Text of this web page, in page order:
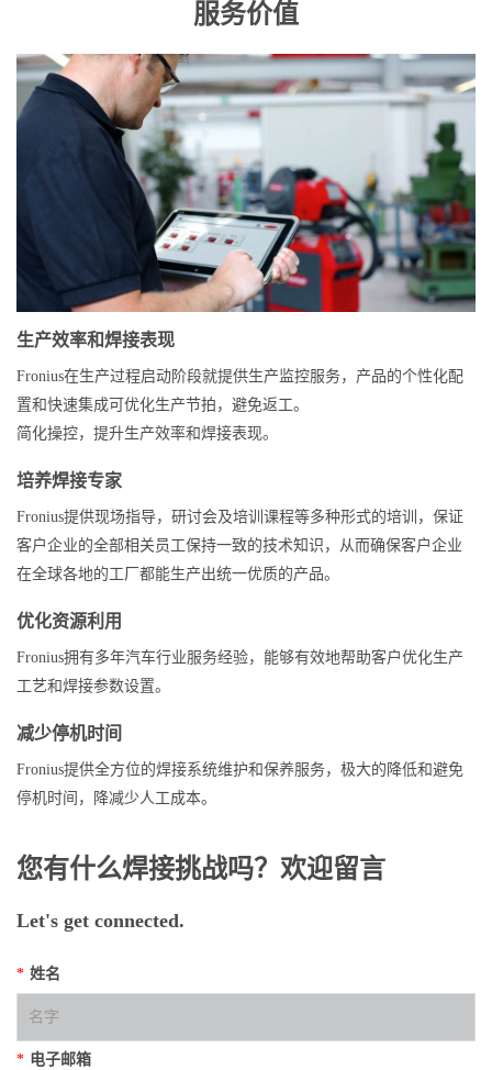
服务价值
生产效率和焊接表现
Fronius在生产过程启动阶段就提供生产监控服务，产品的个性化配
置和快速集成可优化生产节拍，避免返工。
简化操控，提升生产效率和焊接表现。
培养焊接专家
Fronius提供现场指导，研讨会及培训课程等多种形式的培训，保证
客户企业的全部相关员工保持一致的技术知识，从而确保客户企业
在全球各地的工厂都能生产出统一优质的产品。
优化资源利用
Fronius拥有多年汽车行业服务经验，能够有效地帮助客户优化生产
工艺和焊接参数设置。
减少停机时间
Fronius提供全方位的焊接系统维护和保养服务，极大的降低和避免
停机时间，降减少人工成本。
您有什么焊接挑战吗？欢迎留言
Let's get connected.
* 姓名
* 电子邮箱